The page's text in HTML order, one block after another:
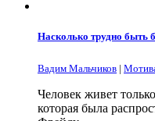
Насколько трудно быть
Вадим Мальчиков |
Человек живет
которая была